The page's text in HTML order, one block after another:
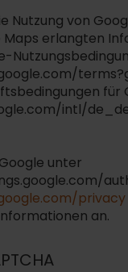
Nutzung von
Maps erlangten
für
intl/
unter
privacy
an.